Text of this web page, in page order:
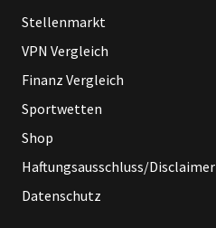
Stellenmarkt
VPN Vergleich
Finanz Vergleich
Sportwetten
Shop
Haftungsausschluss/Disclaimer
Datenschutz